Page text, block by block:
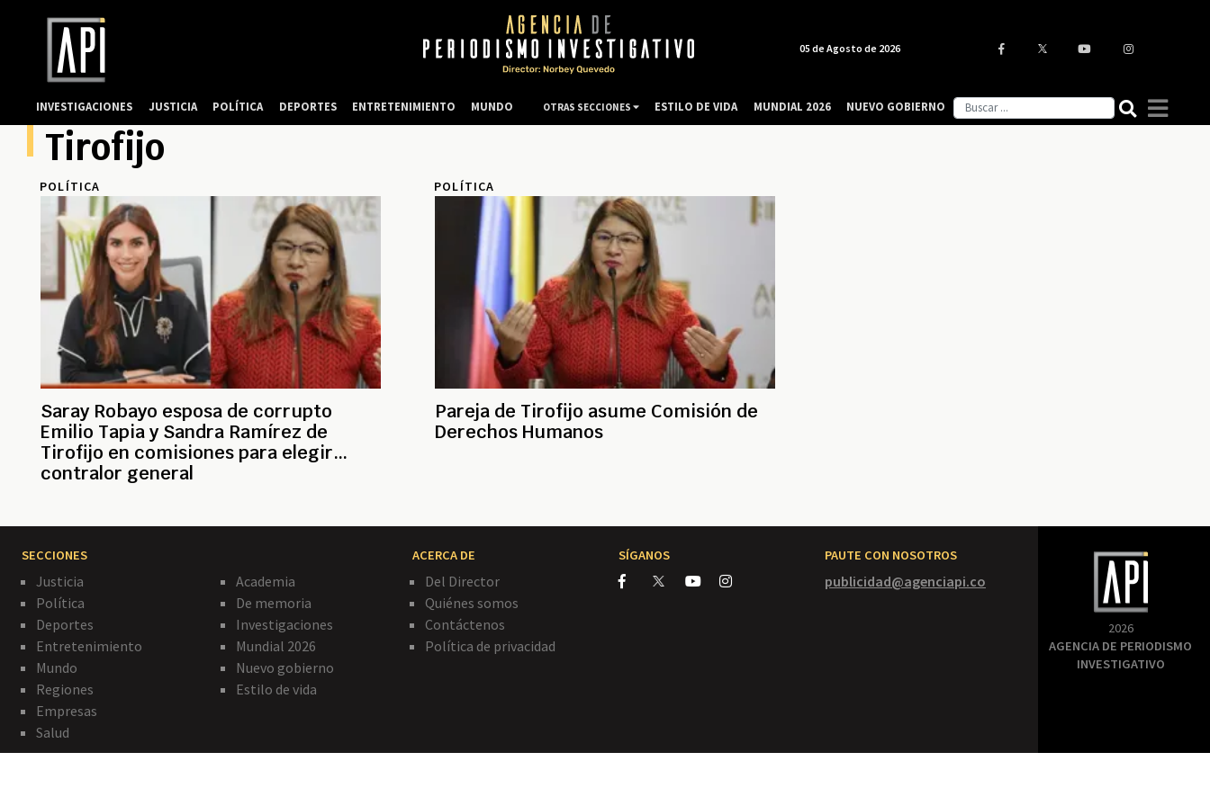
Tirofijo
POLÍTICA
Saray Robayo esposa de corrupto
Emilio Tapia y Sandra Ramírez de
Tirofijo en comisiones para elegir
contralor general
POLÍTICA
Pareja de Tirofijo asume Comisión de
Derechos Humanos
SECCIONES
Justicia
Política
Deportes
Entretenimiento
Mundo
Regiones
Empresas
Salud
Academia
De memoria
Investigaciones
Mundial 2026
Nuevo gobierno
Estilo de vida
ACERCA DE
Del Director
Quiénes somos
Contáctenos
Política de privacidad
SÍGANOS PAUTE CON NOSOTROS
publicidad@agenciapi.co
2026
AGENCIA DE PERIODISMO
INVESTIGATIVO
05 de Agosto de 2026
INVESTIGACIONES JUSTICIA POLÍTICA DEPORTES ENTRETENIMIENTO MUNDO OTRAS SECCIONES ESTILO DE VIDA MUNDIAL 2026 NUEVO GOBIERNO